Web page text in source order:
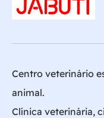
Centro veterinário
animal.
Clínica veterinária,